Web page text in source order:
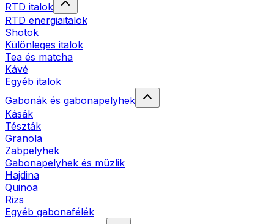
RTD italok
RTD energiaitalok
Shotok
Különleges italok
Tea és matcha
Kávé
Egyéb italok
Gabonák és gabonapelyhek
Kásák
Tészták
Granola
Zabpelyhek
Gabonapelyhek és müzlik
Hajdina
Quinoa
Rizs
Egyéb gabonafélék